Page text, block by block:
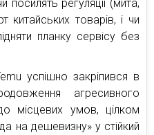
посилять регуляції (мита,
китайських товарів, і чи
планку сервісу без
успішно закріпився в
агресивного
місцевих умов, цілком
на дешевизну» у стійкий